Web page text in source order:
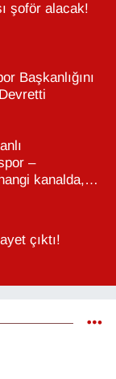
şoför alacak!
Başkanlığını
–
kanalda,
çıktı!